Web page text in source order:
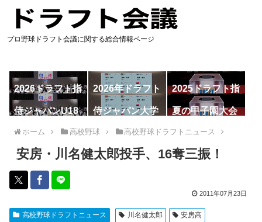
プロ野球ドラフト会議に関する総合情報ページ
2026ドラフト指
名予想
2026年ドラフト
候補
2025ドラフト指
名一覧
侍ジャパンU18
代表
侍ジャパン大学
代表
夏の甲子園大会
ホーム 高校野球 高校野球ドラフトニュース
安房・川名健太郎投手、16奪三振！
2011年07月23日
高校野球ドラフトニュース 川名健太郎
安房高